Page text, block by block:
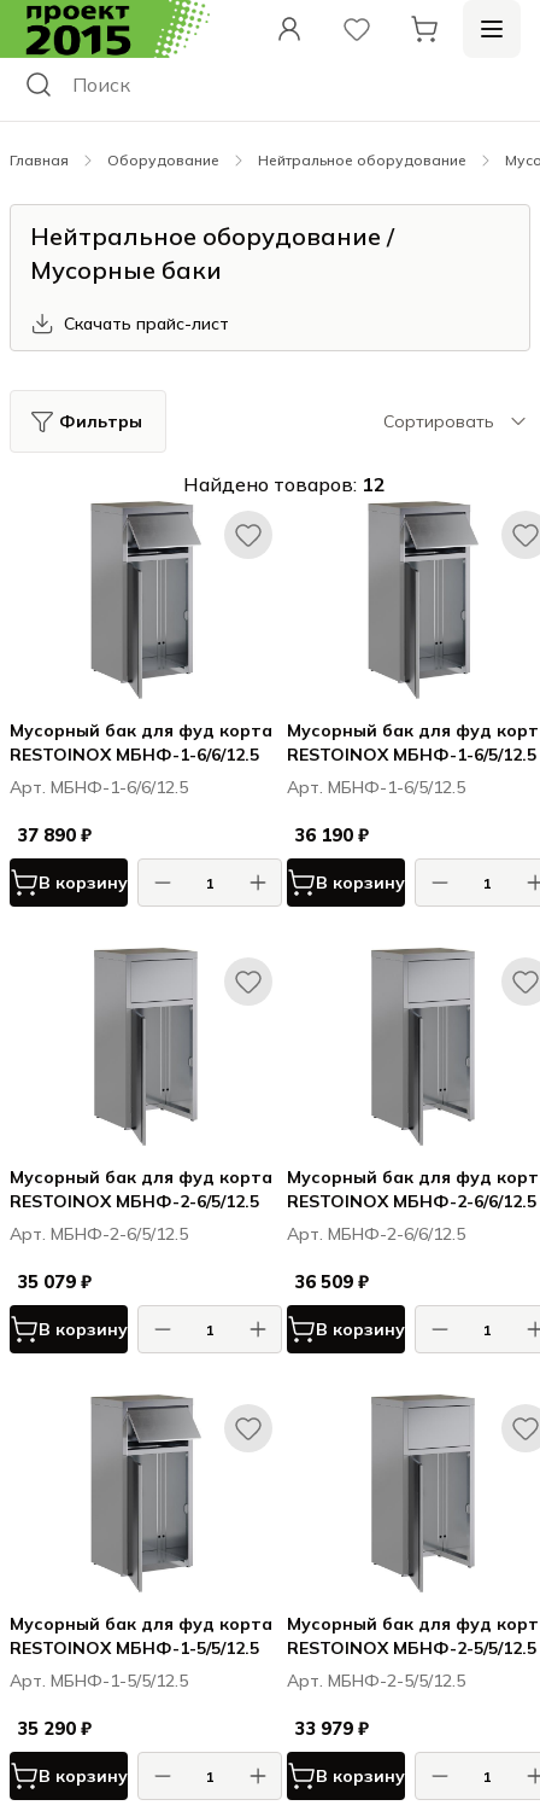
Главная Оборудование Нейтральное оборудование
Нейтральное оборудование /
Мусорные баки
Скачать прайс-лист
Фильтры Сортировать
Найдено товаров: 12
Мусорный бак для фуд корта
RESTOINOX МБНФ-1-6/6/12.5
Арт. МБНФ-1-6/6/12.5
37 890 ₽
В корзину
Мусорный бак для фуд
RESTOINOX МБНФ-1-6/5/12.5
Арт. МБНФ-1-6/5/12.5
36 190 ₽
В корзину
Мусорный бак для фуд корта
RESTOINOX МБНФ-2-6/5/12.5
Арт. МБНФ-2-6/5/12.5
35 079 ₽
В корзину
Мусорный бак для фуд
RESTOINOX МБНФ-2-6/6/12.5
Арт. МБНФ-2-6/6/12.5
36 509 ₽
В корзину
Мусорный бак для фуд корта
RESTOINOX МБНФ-1-5/5/12.5
Арт. МБНФ-1-5/5/12.5
35 290 ₽
В корзину
Мусорный бак для фуд
RESTOINOX МБНФ-2-5/5/12.5
Арт. МБНФ-2-5/5/12.5
33 979 ₽
В корзину